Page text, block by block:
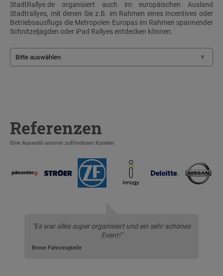
StadtRallye.de organisiert auch im europäischen Ausland
Stadtrallyes, mit denen Sie z.B. im Rahmen eines Incentives oder
Betriebsausflugs die Metropolen Europas im Rahmen spannender
Schnitzeljagden oder iPad Rallyes entdecken können.
Referenzen
Eine Auswahl unserer zufriedenen Kunden
"Es war alles super organisiert und ein sehr schönes
Event!"
Brose Fahrzeugteile